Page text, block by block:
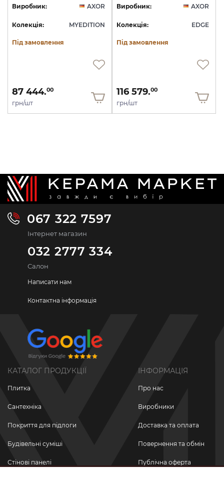
Виробник: AXOR
Колекція: MYEDITION
Під замовлення
87 444.00
грн/шт
Виробник: AXOR
Колекція: EDGE
Під замовлення
116 579.00
грн/шт
067 322 7597
Інтернет магазин
032 2777 334
Салон
Написати нам
Контактна інформація
КАТАЛОГ ПРОДУКЦІЇ
Плитка
Сантехніка
Покриття для підлоги
Будівельні суміші
Стінові панелі
ІНФОРМАЦІЯ
Про нас
Виробники
Доставка та оплата
Повернення та обмін
Публічна оферта